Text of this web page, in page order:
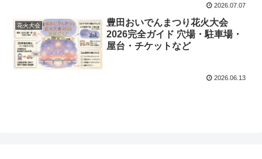
2026.07.07
花火大会
豊田おいでんまつり花火大会
2026完全ガイド 穴場・駐車場・
屋台・チケットなど
2026.06.13